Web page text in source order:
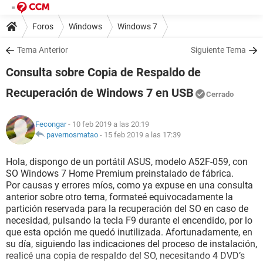
Foros Windows Windows 7
Tema Anterior Siguiente Tema
Consulta sobre Copia de Respaldo de
Recuperación de Windows 7 en USB
Cerrado
Fecongar- 10 feb 2019 a las 20:19
pavernosmatao - 15 feb 2019 a las 17:39
Hola, dispongo de un portátil ASUS, modelo A52F-059, con
SO Windows 7 Home Premium preinstalado de fábrica.
Por causas y errores míos, como ya expuse en una consulta
anterior sobre otro tema, formateé equivocadamente la
partición reservada para la recuperación del SO en caso de
necesidad, pulsando la tecla F9 durante el encendido, por lo
que esta opción me quedó inutilizada. Afortunadamente, en
su día, siguiendo las indicaciones del proceso de instalación,
realicé una copia de respaldo del SO, necesitando 4 DVD’s